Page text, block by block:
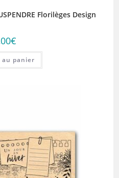
Florilèges Design
€
panier